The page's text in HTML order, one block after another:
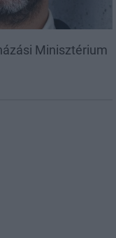
Minisztérium